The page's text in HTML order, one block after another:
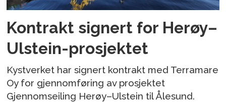
Kontrakt signert for Herøy–
Ulstein-prosjektet
Kystverket har signert kontrakt med Terramare
Oy for gjennomføring av prosjektet
Gjennomseiling Herøy–Ulstein til Ålesund.